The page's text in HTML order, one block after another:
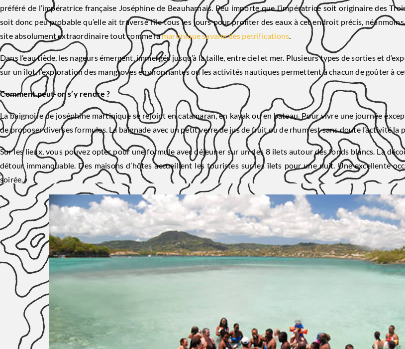
préféré de l’impératrice française Joséphine de Beauharnais. Peu importe que l’impératrice soit originaire des
soit donc peu probable qu’elle ait traversé l’île tous les jours pour profiter des eaux à cet endroit précis,
site absolument extraordinaire tout comme lamartinique savane des petrifications
Dans l’eau tiède, les nageurs émergent, immergés jusqu’à la taille, entre ciel et mer. Plusieurs types de sorties et
sur un îlot, l’exploration des mangroves environnantes ou les activités nautiques permettent à chacun de goûter à
Comment peut-on s’y rendre ?
La baignoire de joséphine martinique se rejoint en catamaran, en kayak ou en bateau. Pour vivre une journée
de proposer diverses formules. La baignade avec un petit verre de jus de fruit ou de rhum est sans doute l’activité la
Sur les lieux, vous pouvez opter pour une formule avec déjeuner sur un des 8 ilets autour des fonds blancs. La
détour immanquable. Des maisons d’hôtes accueillent les touristes sur les îlets pour une nuit. Une excellente
soirée.